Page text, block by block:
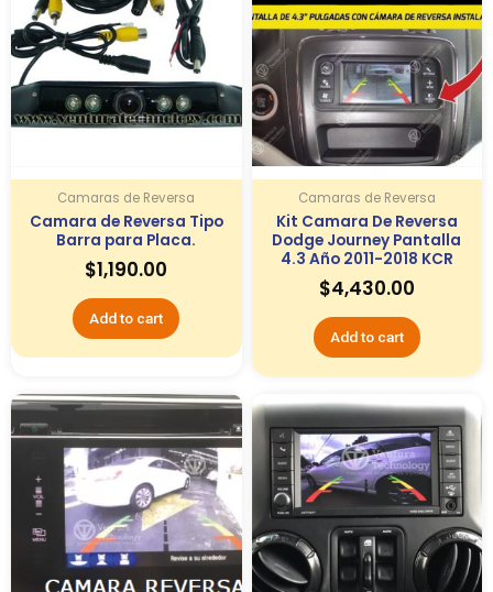
Camaras de Reversa
Camara de Reversa Tipo
Barra para Placa.
$1,190.00
Add to cart
Camaras de Reversa
Kit Camara De Reversa
Dodge Journey Pantalla
4.3 Año 2011-2018 KCR
$4,430.00
Add to cart